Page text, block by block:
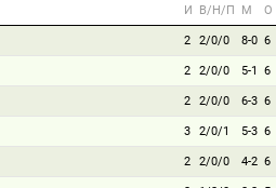
И В/Н/П М О
2 2/0/0 8-0 6
2 2/0/0 5-1 6
2 2/0/0 6-3 6
3 2/0/1 5-3 6
2 2/0/0 4-2 6